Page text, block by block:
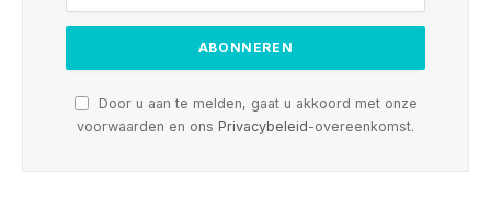
Door u aan te melden, gaat u akkoord met onze
voorwaarden en ons Privacybeleid-overeenkomst.